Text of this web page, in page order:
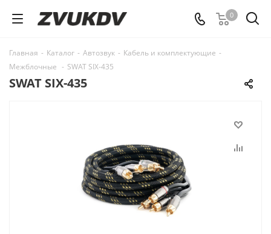
0
Главная - Каталог - Автозвук - Кабель и комплектующие -
Межблочные - SWAT SIX-435
SWAT SIX-435